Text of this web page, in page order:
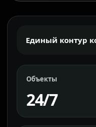
Единый контур
Объекты
24/7